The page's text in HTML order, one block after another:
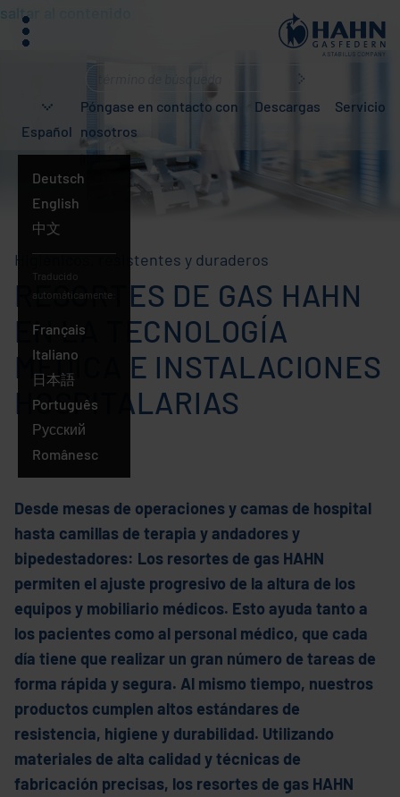
saltar al contenido
menú
Español
Deutsch
English
中文
Español
Traducido
automáticamente:
Français
Italiano
日本語
Português
Русский
Românesc
Póngase en contacto con
nosotros
Descargas Servicio
Higiénicos, resistentes y duraderos
RESORTES DE GAS HAHN
EN LA TECNOLOGÍA
MÉDICA E INSTALACIONES
HOSPITALARIAS
Desde mesas de operaciones y camas de hospital
hasta camillas de terapia y andadores y
bipedestadores: Los resortes de gas HAHN
permiten el ajuste progresivo de la altura de los
equipos y mobiliario médicos. Esto ayuda tanto a
los pacientes como al personal médico, que cada
día tiene que realizar un gran número de tareas de
forma rápida y segura. Al mismo tiempo, nuestros
productos cumplen altos estándares de
resistencia, higiene y durabilidad. Utilizando
materiales de alta calidad y técnicas de
fabricación precisas, los resortes de gas HAHN
¿Qué
busca?